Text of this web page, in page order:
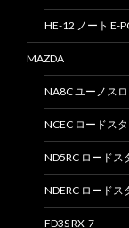
HE-12 ノート E-
MAZDA
NA8C ユーノス
NCEC ロードス
ND5RC ロードス
NDERC ロードス
FD3S RX-7